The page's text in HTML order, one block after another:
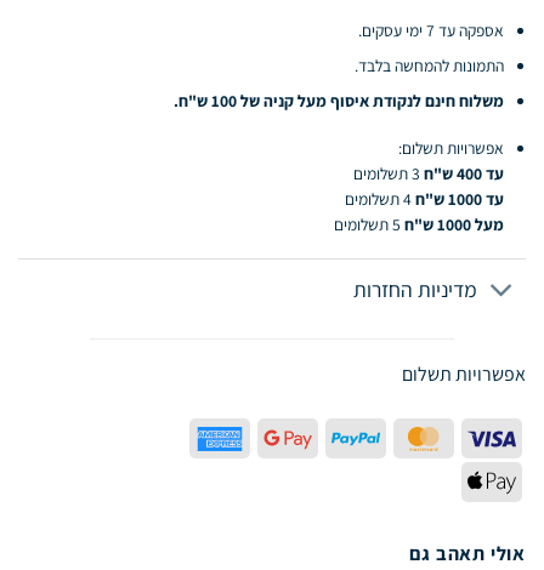
אספקה עד 7 ימי עסקים.
התמונות להמחשה בלבד.
משלוח חינם לנקודת איסוף מעל קניה של 100 ש"ח.
אפשרויות תשלום:
עד 400 ש"ח
3 תשלומים
עד 1000 ש"ח
4 תשלומים
מעל 1000 ש"ח
5 תשלומים
מדיניות החזרות
אפשרויות תשלום
Visa
MasterCard
PayPal
Google
Pay
Express
Apple
Pay
אולי תאהב גם